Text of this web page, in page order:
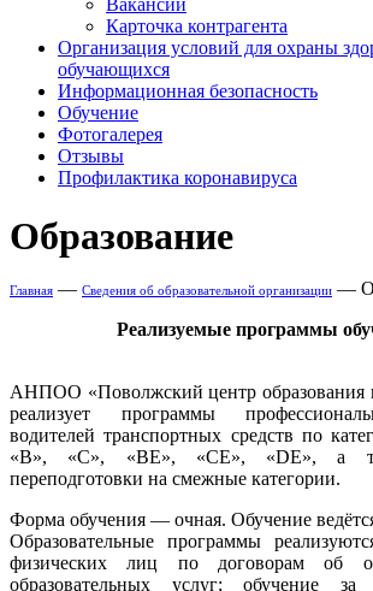
Вакансии
Карточка контрагента
Организация условий для охраны
обучающихся
Информационная безопасность
Обучение
Фотогалерея
Отзывы
Профилактика коронавируса
Образование
Главная — Сведения об образовательной организации —
Реализуемые программы
АНПОО «Поволжский центр
реализует программы
водителей транспортных средств по
«В», «С», «ВЕ», «СЕ», «DE», а
переподготовки на смежные категории.
Форма обучения — очная. Обучение
Образовательные программы
физических лиц по договорам об
образовательных услуг; обучение